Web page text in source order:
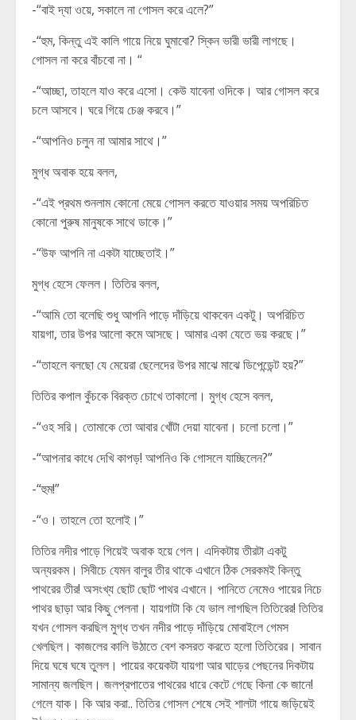
-“বাই দ্যা ওয়ে, সকালে না গোসল করে এলে?”
-“হুম, কিন্তু এই কালি গায়ে নিয়ে ঘুমাবো? স্কিন ভারী ভারী লাগছে।
গোসল না করে বাঁচবো না। “
-“আচ্ছা, তাহলে যাও করে এসো। কেউ যাবেনা ওদিকে। আর গোসল করে
চলে আসবে। ঘরে গিয়ে চেঞ্জ করবে।”
-“আপনিও চলুন না আমার সাথে।”
মুগ্ধ অবাক হয়ে বলল,
-“এই প্রথম শুনলাম কোনো মেয়ে গোসল করতে যাওয়ার সময় অপরিচিত
কোনো পুরুষ মানুষকে সাথে ডাকে।”
-“উফ আপনি না একটা যাচ্ছেতাই।”
মুগ্ধ হেসে ফেলল। তিতির বলল,
-“আমি তো বলেছি শুধু আপনি পাড়ে দাঁড়িয়ে থাকবেন একটু। অপরিচিত
যায়গা, তার উপর আলো কমে আসছে। আমার একা যেতে ভয় করছে।”
-“তাহলে বলছো যে মেয়েরা ছেলেদের উপর মাঝে মাঝে ডিপেন্ডেন্ট হয়?”
তিতির কপাল কুঁচকে বিরক্ত চোখে তাকালো। মুগ্ধ হেসে বলল,
-“ওহ সরি। তোমাকে তো আবার খোঁটা দেয়া যাবেনা। চলো চলো।”
-“আপনার কাধে দেখি কাপড়! আপনিও কি গোসলে যাচ্ছিলেন?”
-“হুম!”
-“ও। তাহলে তো হলোই।”
তিতির নদীর পাড়ে গিয়েই অবাক হয়ে গেল। এদিকটায় তীরটা একটু
অন্যরকম। সিবীচে যেমন বালুর তীর থাকে এখানে ঠিক সেরকমই কিন্তু
পাথরের তীর! অসংখ্য ছোট ছোট পাথর এখানে। পানিতে নেমেও পায়ের নিচে
পাথর ছাড়া আর কিছু পেলনা। যায়গাটা কি যে ভাল লাগছিল তিতিরের! তিতির
যখন গোসল করছিল মুগ্ধ তখন নদীর পাড়ে দাঁড়িয়ে মোবাইলে গেমস
খেলছিল। কাজলের কালি উঠাতে বেশ কসরত করতে হলো তিতিরের। সাবান
দিয়ে ঘষে ঘষে তুলল। পায়ের কয়েকটা যায়গা আর ঘাড়ের পেছনের দিকটায়
সামান্য জলছিল। জলপ্রপাতের পাথরের ধারে কেটে গেছে কিনা কে জানে!
গেলে যাক। কি আর করা.. তিতির গোসল শেষে সেই শালটা গায়ে জড়িয়েই